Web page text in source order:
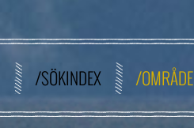
/SÖKINDEX /OMRÅDE